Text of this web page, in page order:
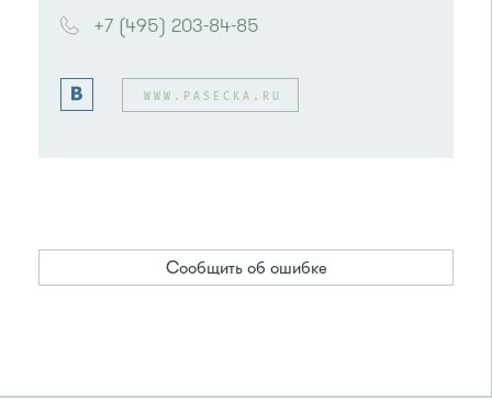
Автобусы № 5, 15, 17, 20, 32.
Маршрутка № 417м, 460м, 479м, 720м
Автобусы № 17, 20.
Маршрутка № 417м, 479м
+7 (495) 203-84-85
WWW.PASECKA.RU
Сообщить об ошибке